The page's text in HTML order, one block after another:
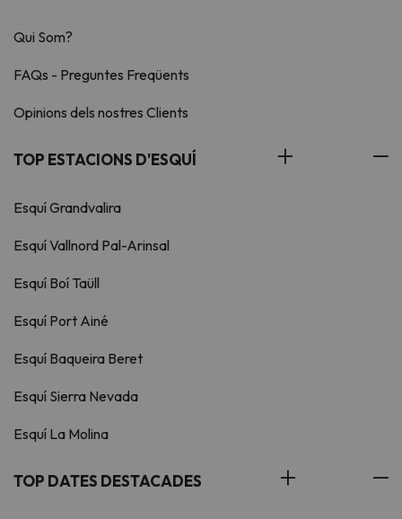
Qui Som?
FAQs - Preguntes Freqüents
Opinions dels nostres Clients
TOP ESTACIONS D'ESQUÍ
Esquí Grandvalira
Esquí Vallnord Pal-Arinsal
Esquí Boí Taüll
Esquí Port Ainé
Esquí Baqueira Beret
Esquí Sierra Nevada
Esquí La Molina
TOP DATES DESTACADES